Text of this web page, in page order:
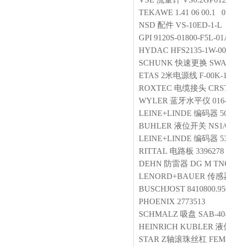
TEKAWE 1.41 06 00.1
NSD 配件 VS-10ED-1-L
GPI 9120S-01800-F5L-
HYDAC HFS2135-1W-
SCHUNK 快速更换
ETAS 2米电源线
ROXTEC 电缆接头
WYLER 蓝牙水平仪
LEINE+LINDE 编码器
BUHLER 液位开关
LEINE+LINDE 编码器
RITTAL 电路板 3396278
DEHN 防雷器 DG M
LENORD+BAUER 传感
BUSCHJOST
PHOENIX 2773513
SCHMALZ 吸盘 SAB-
HEINRICH KUBLER 液
STAR Z轴滚珠丝杠